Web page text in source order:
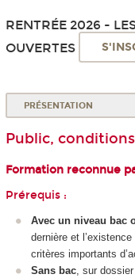
RENTRÉE 2026 -
OUVERTES
PRÉSENTATION
Public,
Formation reconnue
Prérequis :
Avec un niveau bac
dernière et
critères importants
Sans bac, sur